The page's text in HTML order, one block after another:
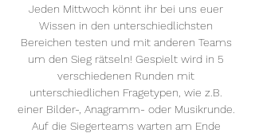
Jeden Mittwoch könnt ihr bei uns euer
Wissen in den unterschiedlichsten
Bereichen testen und mit anderen Teams
um den Sieg rätseln! Gespielt wird in 5
verschiedenen Runden mit
unterschiedlichen Fragetypen, wie z.B.
einer Bilder-, Anagramm- oder Musikrunde.
Auf die Siegerteams warten am Ende